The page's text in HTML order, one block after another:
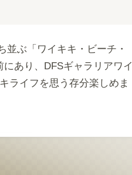
並ぶ「ワイキキ・ビーチ・
あり、DFSギャラリアワイ
ライフを思う存分楽しめま